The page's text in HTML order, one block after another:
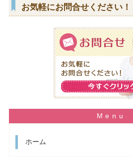
お気軽にお問合せください！
ホーム